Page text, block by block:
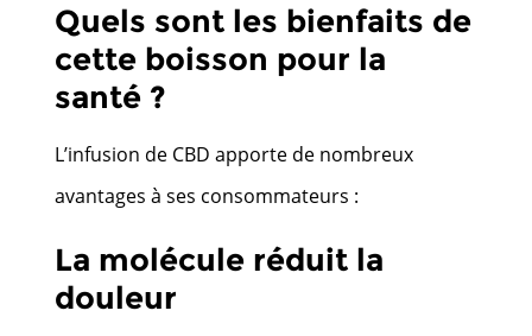
Quels sont les bienfaits de
cette boisson pour la
santé ?
L’infusion de CBD apporte de nombreux
avantages à ses consommateurs :
La molécule réduit la
douleur